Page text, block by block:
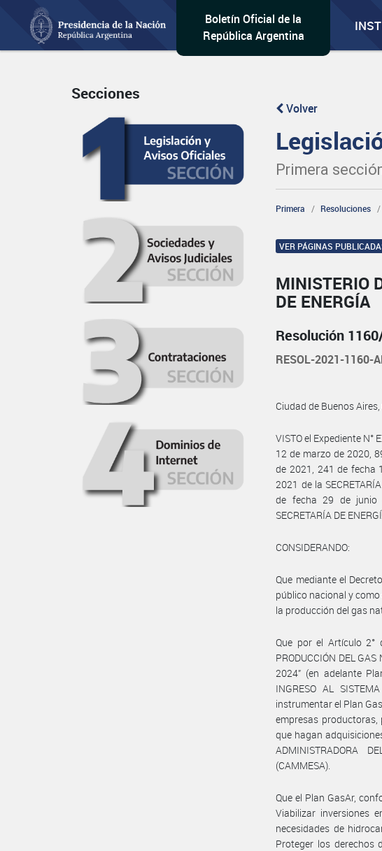
Boletín Oficial de la
República Argentina
Secciones
Volver
Primera
Primera Resoluciones
VER PÁGINAS
MINISTERIO
DE ENERGÍA
Resolución
RESOL-2021-1160-
Ciudad de Buenos
VISTO el Expediente
12 de marzo de 2020,
de 2021, 241 de fecha
2021 de la
de fecha 29 de junio
SECRETARÍA DE
CONSIDERANDO:
Que mediante el
público nacional y
la producción del gas
Que por el Artículo 2°
PRODUCCIÓN DEL
2024” (en adelante
INGRESO AL
instrumentar el Plan
empresas
que hagan
ADMINISTRADORA
(CAMMESA).
Que el Plan GasAr,
Viabilizar inversiones
necesidades de
Proteger los